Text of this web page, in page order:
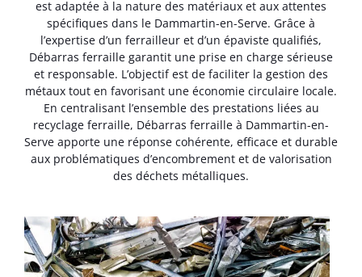
est adaptée à la nature des matériaux et aux attentes
spécifiques dans le Dammartin-en-Serve. Grâce à
l’expertise d’un ferrailleur et d’un épaviste qualifiés,
Débarras ferraille garantit une prise en charge sérieuse
et responsable. L’objectif est de faciliter la gestion des
métaux tout en favorisant une économie circulaire locale.
En centralisant l’ensemble des prestations liées au
recyclage ferraille, Débarras ferraille à Dammartin-en-
Serve apporte une réponse cohérente, efficace et durable
aux problématiques d’encombrement et de valorisation
des déchets métalliques.